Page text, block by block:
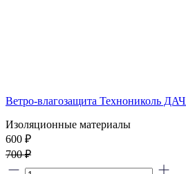
Ветро-влагозащита Технониколь
Изоляционные материалы
600 ₽
700 ₽